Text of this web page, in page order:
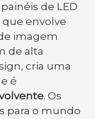
de LED
envolve
imagem
de alta
cria uma
é
. Os
para o mundo